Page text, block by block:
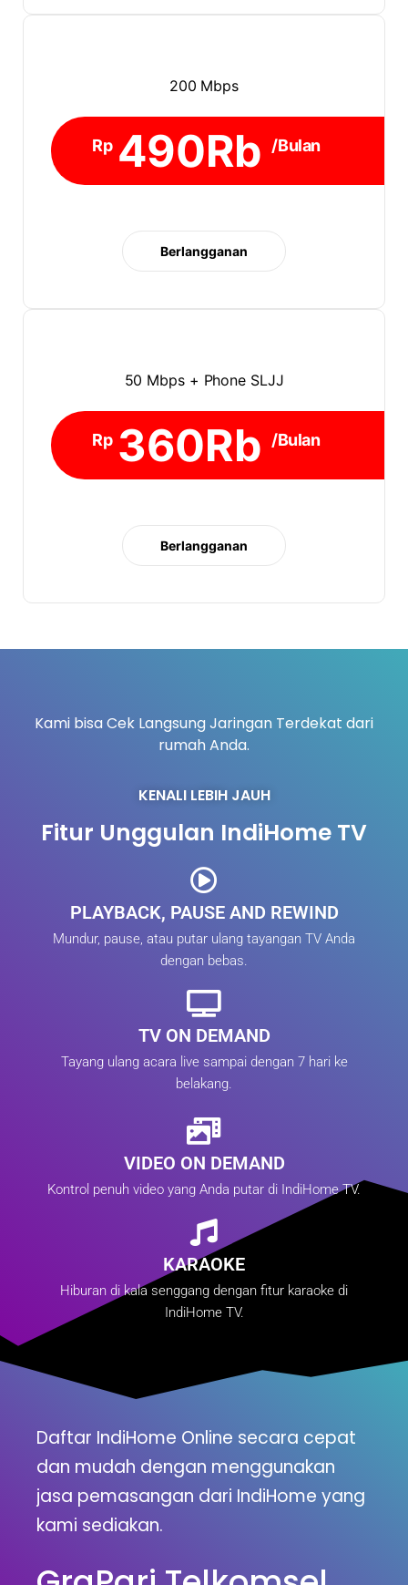
200 Mbps
Rp 490Rb /Bulan
Berlangganan
50 Mbps + Phone SLJJ
Rp 360Rb /Bulan
Berlangganan
Kami bisa Cek Langsung Jaringan Terdekat dari
rumah Anda.
KENALI LEBIH JAUH
Fitur Unggulan IndiHome TV
PLAYBACK, PAUSE AND REWIND
Mundur, pause, atau putar ulang tayangan TV Anda
dengan bebas.
TV ON DEMAND
Tayang ulang acara live sampai dengan 7 hari ke
belakang.
VIDEO ON DEMAND
Kontrol penuh video yang Anda putar di IndiHome TV.
KARAOKE
Hiburan di kala senggang dengan fitur karaoke di
IndiHome TV.
Daftar IndiHome Online secara cepat
dan mudah dengan menggunakan
jasa pemasangan dari IndiHome yang
kami sediakan.